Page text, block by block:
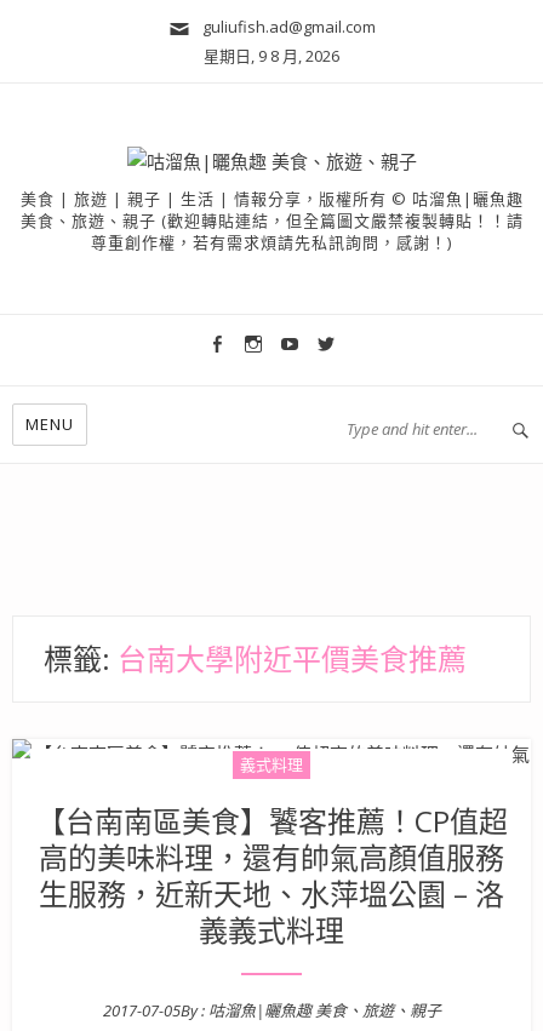
guliufish.ad@gmail.com
星期日, 9 8 月, 2026
美食 | 旅遊 | 親子 | 生活 | 情報分享，版權所有 © 咕溜魚|曬魚趣
美食、旅遊、親子 (歡迎轉貼連結，但全篇圖文嚴禁複製轉貼！！請
尊重創作權，若有需求煩請先私訊詢問，感謝！)
MENU
標籤: 台南大學附近平價美食推薦
義式料理
【台南南區美食】饕客推薦！CP值超
高的美味料理，還有帥氣高顏值服務
生服務，近新天地、水萍塭公園 – 洛
義義式料理
Posted on
2017-07-05By : 咕溜魚|曬魚趣 美食、旅遊、親子